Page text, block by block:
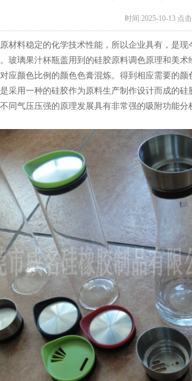
时间:2025-10-13 点
材料稳定的化学技术性能，所以企业具有，是
玻璃果汁杯瓶盖用到的硅胶原料调色原理和美
应颜色比例的颜色色膏混炼。得到相应需要的
采用一种的硅胶作为原料生产制作设计而成的
同气压压强的原理发展具有非常强的吸附功能